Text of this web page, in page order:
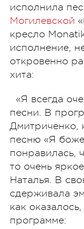
исполнила
Могилевской
кресло
исполнение,
откровенно
хита:
«Я всегда
песни. В
Дмитриченко,
песню «Я
понравилась,
то очень
Наталья. В
сдерживала
как
программе: